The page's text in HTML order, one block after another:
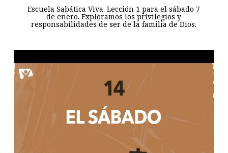
Escuela Sabática Viva. Lección 1 para el sábado 7
de enero. Exploramos los privilegios y
responsabilidades de ser de la familia de Dios.